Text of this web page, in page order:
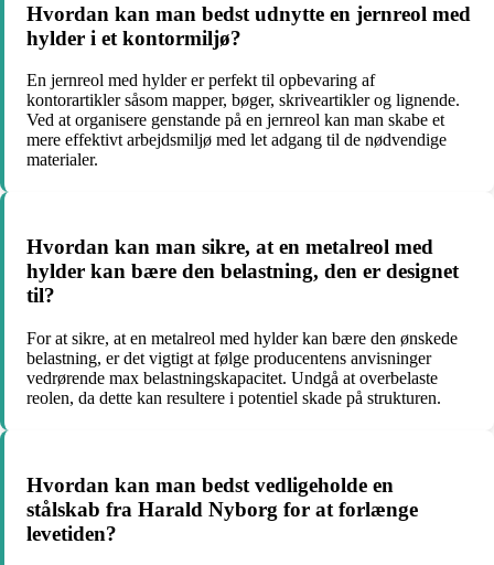
Hvordan kan man bedst udnytte en jernreol med
hylder i et kontormiljø?
En jernreol med hylder er perfekt til opbevaring af
kontorartikler såsom mapper, bøger, skriveartikler og lignende.
Ved at organisere genstande på en jernreol kan man skabe et
mere effektivt arbejdsmiljø med let adgang til de nødvendige
materialer.
Hvordan kan man sikre, at en metalreol med
hylder kan bære den belastning, den er designet
til?
For at sikre, at en metalreol med hylder kan bære den ønskede
belastning, er det vigtigt at følge producentens anvisninger
vedrørende max belastningskapacitet. Undgå at overbelaste
reolen, da dette kan resultere i potentiel skade på strukturen.
Hvordan kan man bedst vedligeholde en
stålskab fra Harald Nyborg for at forlænge
levetiden?